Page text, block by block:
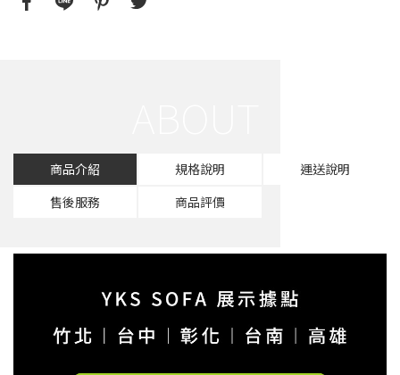
商品介紹 規格說明
運送說明
售後服務
商品評價